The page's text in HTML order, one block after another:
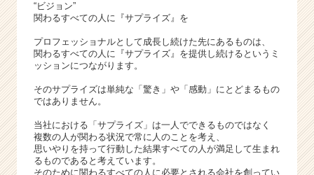
チ
キ
ャ
ア
h
e
e
r
“ビジョン”
関わるすべての人に『サプライズ』を
プロフェッショナルとして成長し続けた先にあるものは、
関わるすべての人に『サプライズ』を提供し続けるというミ
ッションにつながります。
そのサプライズは単純な「驚き」や「感動」にとどまるもの
ではありません。
当社における「サプライズ」は一人でできるものではなく
複数の人が関わる状況で常に人のことを考え、
思いやりを持って行動した結果すべての人が満足して生まれ
るものであると考えています。
そのために関わるすべての人に必要とされる会社を創ってい